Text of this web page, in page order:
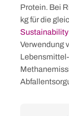
Protein. Bei
kg für die
Verwendung